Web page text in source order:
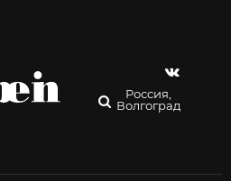
Россия,
Волгоград